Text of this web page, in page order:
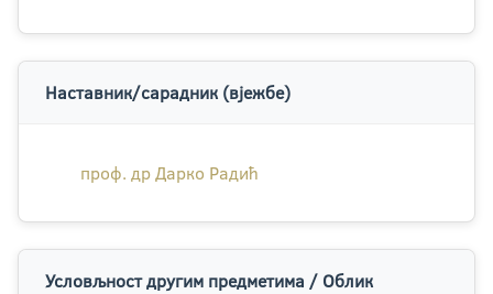
Наставник/сарадник (вјежбе)
проф. др Дарко Радић
Условљност другим предметима / Облик